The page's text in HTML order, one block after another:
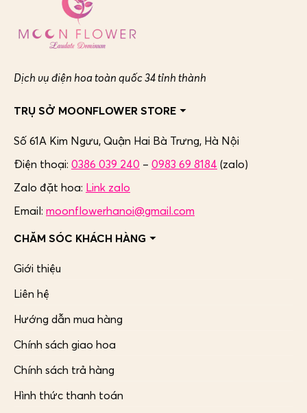
Dịch vụ điện hoa toàn quốc 34 tỉnh thành
TRỤ SỞ MOONFLOWER STORE
Số 61A Kim Ngưu, Quận Hai Bà Trưng, Hà Nội
Điện thoại: 0386 039 240 – 0983 69 8184 (zalo)
Zalo đặt hoa: Link zalo
Email: moonflowerhanoi@gmail.com
CHĂM SÓC KHÁCH HÀNG
Giới thiệu
Liên hệ
Hướng dẫn mua hàng
Chính sách giao hoa
Chính sách trả hàng
Hình thức thanh toán